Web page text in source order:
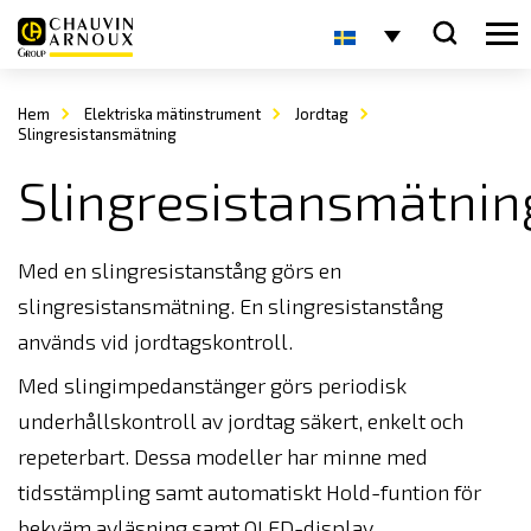
Hem Elektriska mätinstrument
Jordtag
Slingresistansmätning
Med en slingresistanstång görs en
slingresistansmätning. En slingresistanstång
används vid jordtagskontroll.
Med slingimpedanstänger görs periodisk
underhållskontroll av jordtag säkert, enkelt och
repeterbart. Dessa modeller har minne med
tidsstämpling samt automatiskt Hold-funtion för